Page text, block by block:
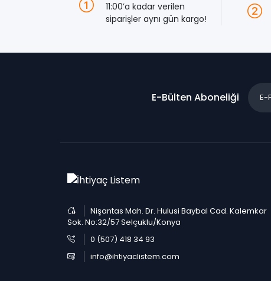
11:00’a kadar verilen
siparişler aynı gün kargo!
E-Bülten Aboneliği
Nişantas Mah. Dr. Hulusi Baybal Cad. Kalemkar
Sok. No:32/57 Selçuklu/Konya
0 (507) 418 34 93
info@ihtiyaclistem.com